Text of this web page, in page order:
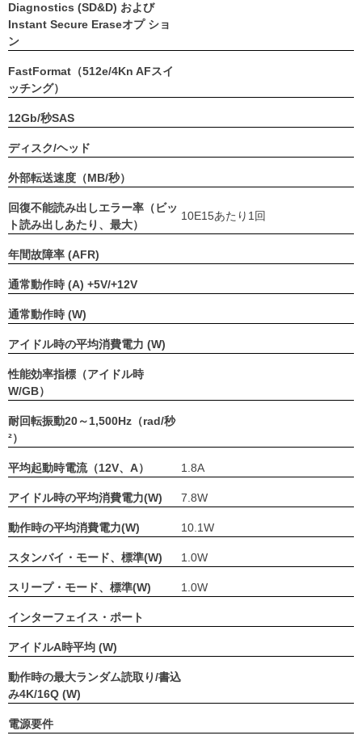
Diagnostics (SD&D) および
Instant Secure Eraseオプ ショ
ン
FastFormat（512e/4Kn AFスイ
ッチング）
12Gb/秒SAS
ディスク/ヘッド
外部転送速度（MB/秒）
回復不能読み出しエラー率（ビッ
ト読み出しあたり、最大）
10E15あたり1回
年間故障率 (AFR)
通常動作時 (A) +5V/+12V
通常動作時 (W)
アイドル時の平均消費電力 (W)
性能効率指標（アイドル時
W/GB）
耐回転振動20～1,500Hz（rad/秒
²）
平均起動時電流（12V、A） 1.8A
アイドル時の平均消費電力(W) 7.8W
動作時の平均消費電力(W) 10.1W
スタンバイ・モード、標準(W) 1.0W
スリープ・モード、標準(W) 1.0W
インターフェイス・ポート
アイドルA時平均 (W)
動作時の最大ランダム読取り/書込
み4K/16Q (W)
電源要件